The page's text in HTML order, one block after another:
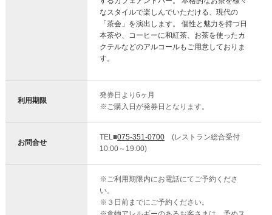
なスタイルで楽しんでいただける、現代の
「茶会」を演出します。 個性と魅力を持つ日
本茶や、コーヒーに和紅茶、お茶を使ったカ
クテルなどのアルコールもご用意しておりま
す。
利用期限
発券日より6ヶ月
※ご購入日が発券日となります。
お問合せ
TEL■075-351-0700(レストラン総合受付
10:00～19:00)
※ご利用期限内にお電話にてご予約くださ
い。
※３日前までにご予約ください。